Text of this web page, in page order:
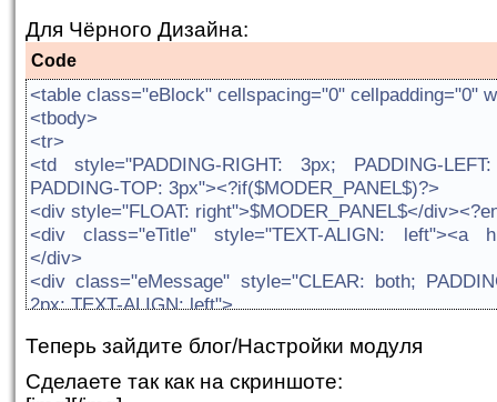
<IFRAME src='http://
frameBorder='0' marginWidth='0' marginHeight='0'
</CENTER></div>
<?if($ATTACHMENTS$)?>
<div class="eAttach">Прикрепления:
<div class="eDetails" style="CLEAR:
href="$CATEGORY_URL$">$CATEGORY_NAME$</
| Дата: <span title="$TIME$">$DATE$</
$RATING$/$RATED$<?endif?>
href="$COMMENTS_URL$">Комментарии
</td></tr></tbody></table>
Для Чёрного Дизайна:
Code
<table class="eBlock" cellspacing="0" cellpadding="0"
<tbody>
<tr>
<td style="PADDING-RIGHT: 3px; PADDING-
PADDING-TOP: 3px"><?if($MODER_PANEL$)?>
<div style="FLOAT: right">$MODER_PANEL$</
<div class="eTitle" style="TEXT-ALIGN: left"><a
</div>
<div class="eMessage" style="CLEAR: both;
2px; TEXT-ALIGN: left">
<IFRAME src='http://
frameBorder='0' marginWidth='0' marginHeight='0'
Теперь зайдите блог/Настройки модуля
Сделаете так как на скриншоте: